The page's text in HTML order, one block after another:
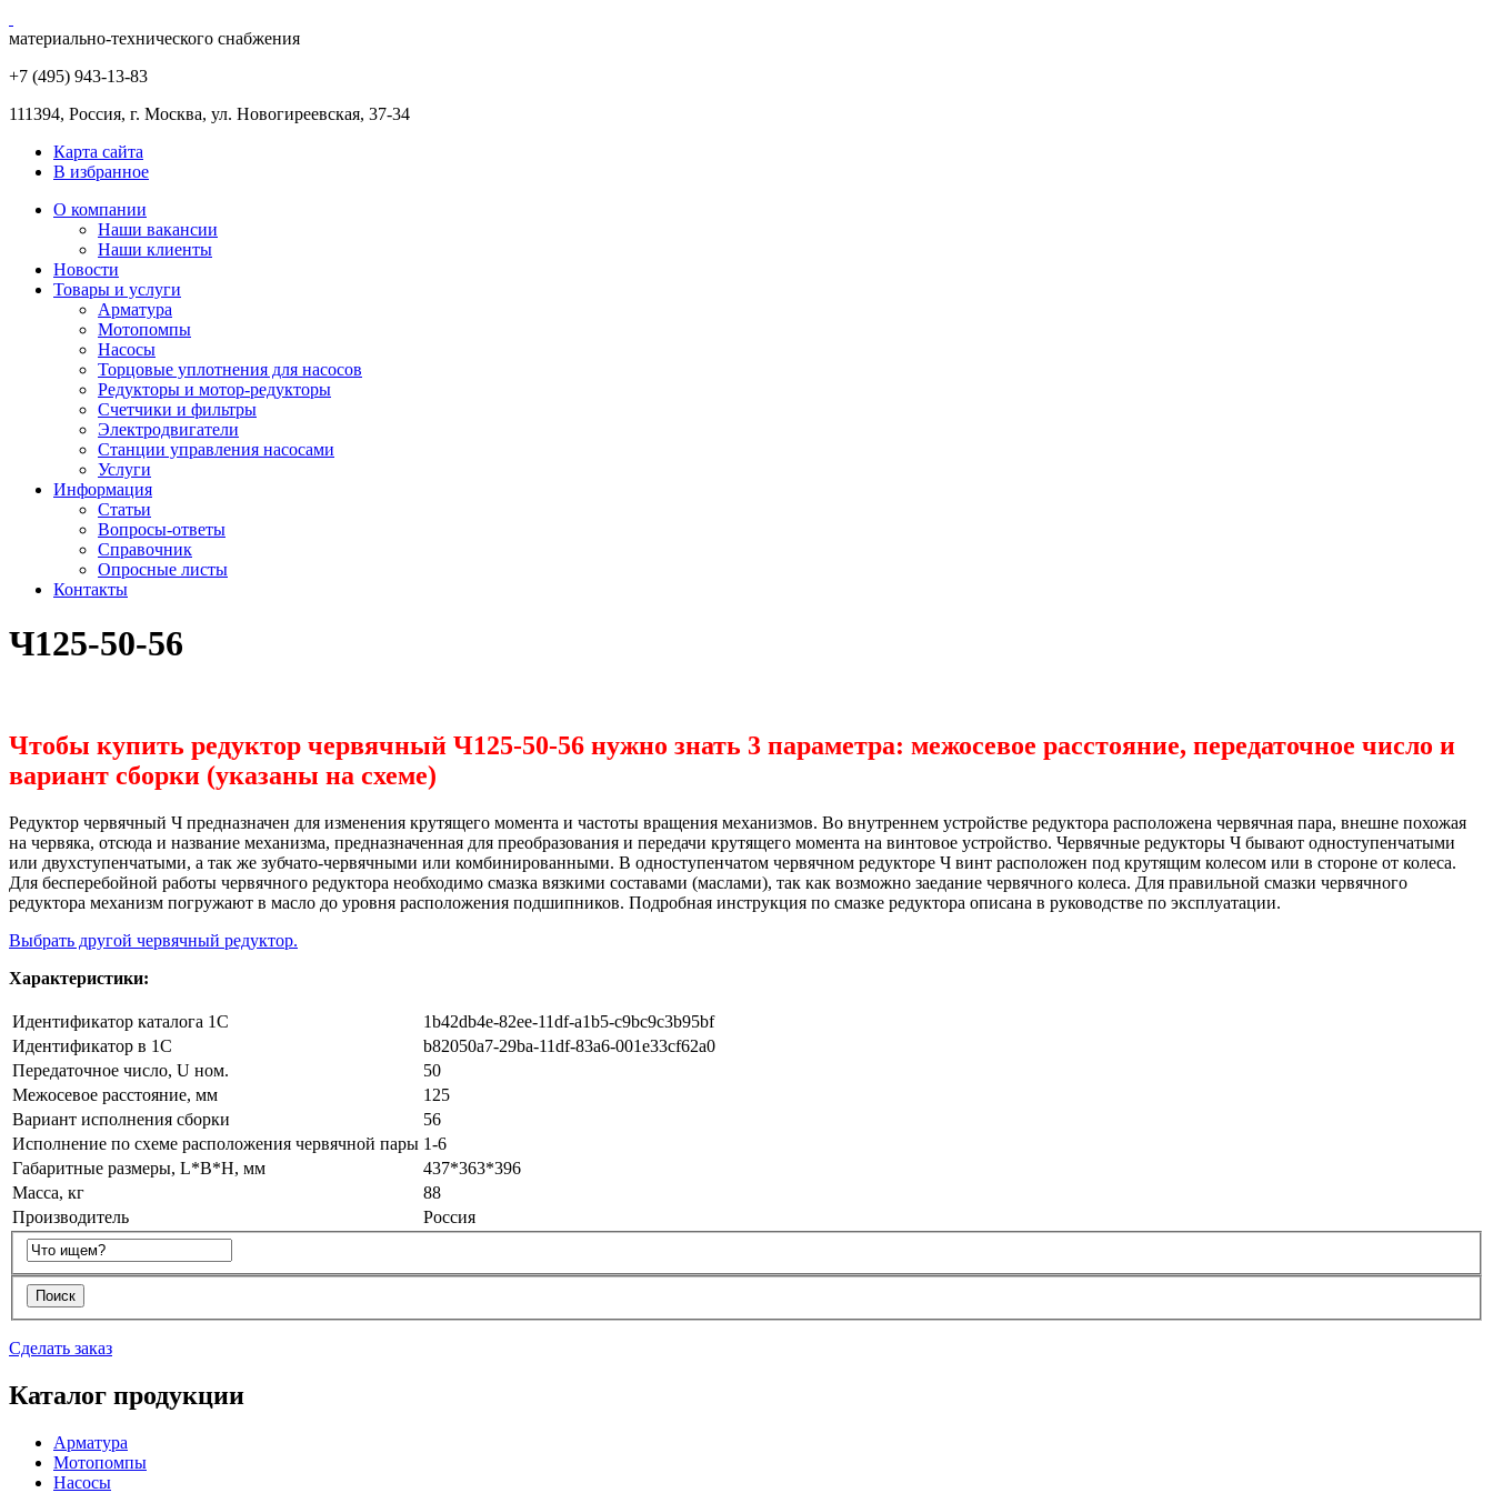
материально-технического снабжения
+7 (495) 943-13-83
111394, Россия, г. Москва, ул. Новогиреевская, 37-34
Карта сайта
В избранное
О компании
Наши вакансии
Наши клиенты
Новости
Товары и услуги
Арматура
Мотопомпы
Насосы
Торцовые уплотнения для насосов
Редукторы и мотор-редукторы
Счетчики и фильтры
Электродвигатели
Станции управления насосами
Услуги
Информация
Статьи
Вопросы-ответы
Справочник
Опросные листы
Контакты
Ч125-50-56
Чтобы купить редуктор червячный Ч125-50-56 нужно знать 3 параметра: межосевое расстояние, передаточное число и
вариант сборки (указаны на схеме)
Редуктор червячный Ч предназначен для изменения крутящего момента и частоты вращения механизмов. Во внутреннем устройстве редуктора расположена червячная пара, внешне похожая
на червяка, отсюда и название механизма, предназначенная для преобразования и передачи крутящего момента на винтовое устройство. Червячные редукторы Ч бывают одноступенчатыми
или двухступенчатыми, а так же зубчато-червячными или комбинированными. В одноступенчатом червячном редукторе Ч винт расположен под крутящим колесом или в стороне от колеса.
Для бесперебойной работы червячного редуктора необходимо смазка вязкими составами (маслами), так как возможно заедание червячного колеса. Для правильной смазки червячного
редуктора механизм погружают в масло до уровня расположения подшипников. Подробная инструкция по смазке редуктора описана в руководстве по эксплуатации.
Выбрать другой червячный редуктор.
Характеристики:
Идентификатор каталога 1С
1b42db4e-82ee-11df-a1b5-c9bc9c3b95bf
Идентификатор в 1С
b82050a7-29ba-11df-83a6-001e33cf62a0
Передаточное число, U ном.
50
Межосевое расстояние, мм
125
Вариант исполнения сборки
56
Исполнение по схеме расположения червячной пары 1-6
Габаритные размеры, L*B*H, мм
437*363*396
Масса, кг
88
Производитель
Россия
Сделать заказ
Каталог продукции
Арматура
Мотопомпы
Насосы